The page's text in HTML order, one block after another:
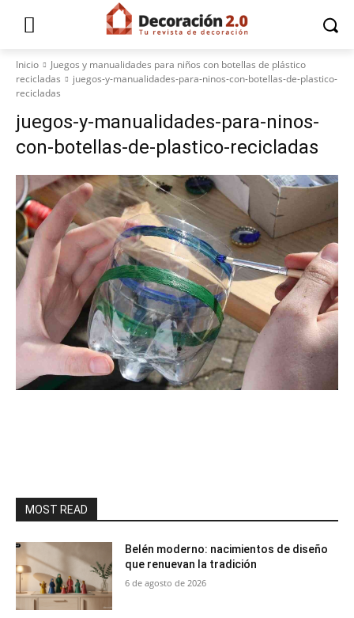
Inicio
Juegos y manualidades para niños con botellas de plástico
recicladas
juegos-y-manualidades-para-ninos-con-botellas-de-plastico-
recicladas
juegos-y-manualidades-para-ninos-
con-botellas-de-plastico-recicladas
MOST READ
Belén moderno: nacimientos de diseño
que renuevan la tradición
6 de agosto de 2026